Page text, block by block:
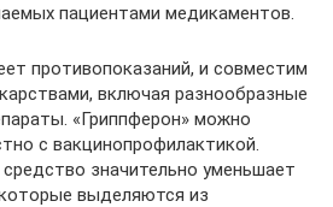
пациентами медикаментов.
противопоказаний, и совместим
включая разнообразные
«Гриппферон» можно
с вакцинопрофилактикой.
значительно уменьшает
выделяются из